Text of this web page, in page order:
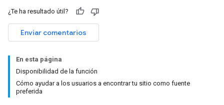
¿Te ha resultado útil?
Enviar comentarios
En esta página
Disponibilidad de la función
Cómo ayudar a los usuarios a encontrar tu sitio como fuente
preferida